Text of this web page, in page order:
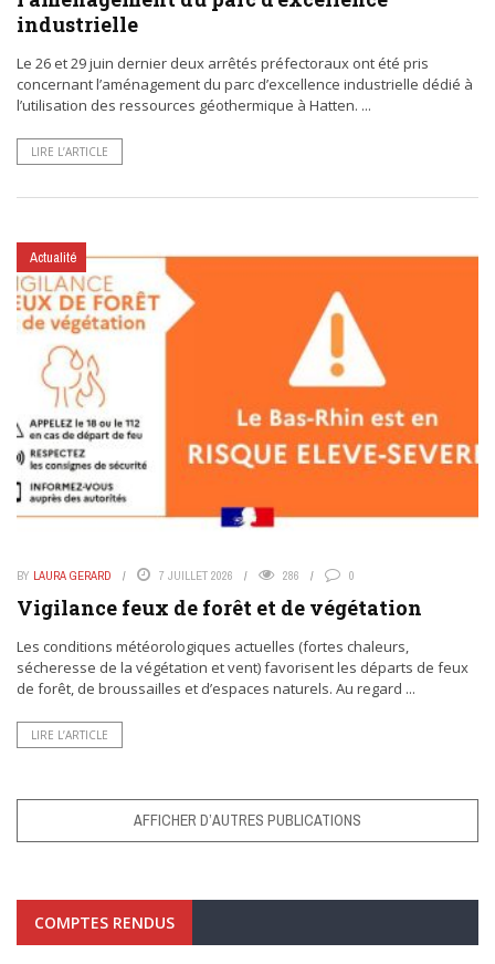
industrielle
Le 26 et 29 juin dernier deux arrêtés préfectoraux ont été pris
concernant l’aménagement du parc d’excellence industrielle dédié à
l’utilisation des ressources géothermique à Hatten. ...
LIRE L’ARTICLE
Actualité
BY LAURA GERARD 7 JUILLET 2026 286 0
Vigilance feux de forêt et de végétation
Les conditions météorologiques actuelles (fortes chaleurs,
sécheresse de la végétation et vent) favorisent les départs de feux
de forêt, de broussailles et d’espaces naturels. Au regard ...
LIRE L’ARTICLE
AFFICHER D’AUTRES PUBLICATIONS
COMPTES RENDUS